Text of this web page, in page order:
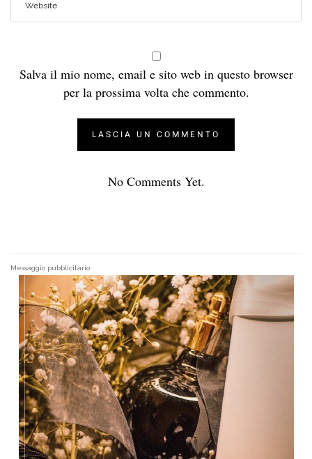
Salva il mio nome, email e sito web in questo browser
per la prossima volta che commento.
No Comments Yet.
Messaggio pubblicitario